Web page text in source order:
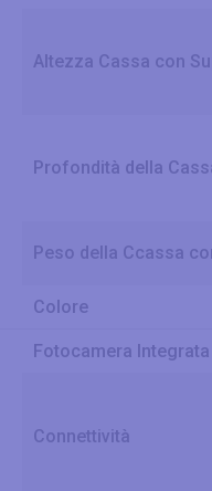
Altezza Cassa con
Profondità della
Peso della Ccassa
Colore
Fotocamera Integrata
Connettività